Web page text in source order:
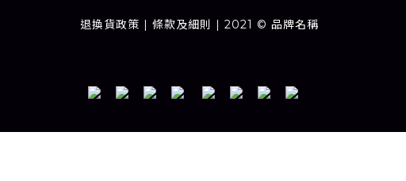
退換貨政策 | 條款及細則 | 2021 © 品牌名稱